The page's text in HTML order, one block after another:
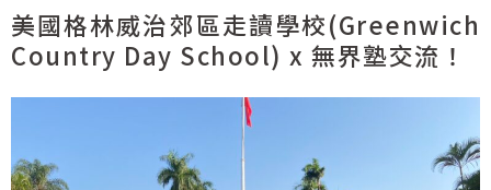
美國格林威治郊區走讀學校(Greenwich
Country Day School) x 無界塾交流！